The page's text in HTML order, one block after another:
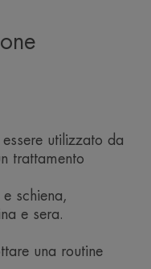
ESPERTO
che
per
utilizzato da
trattamento
schiena,
e sera.
una routine